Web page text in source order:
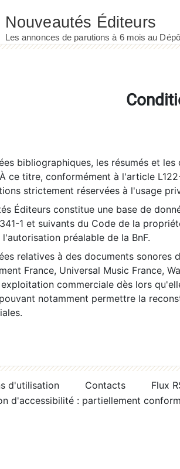
bibliographiques, les résumés et
ce titre, conformément à l'article
strictement réservées à l'usage
Éditeurs constitue une base de
1 et suivants du Code de la
l'autorisation préalable de la BnF.
relatives à des documents sonores
France, Universal Music France,
commerciale dès lors
notamment permettre la
d'utilisation Contacts
Flux
d'accessibilité : partiellement